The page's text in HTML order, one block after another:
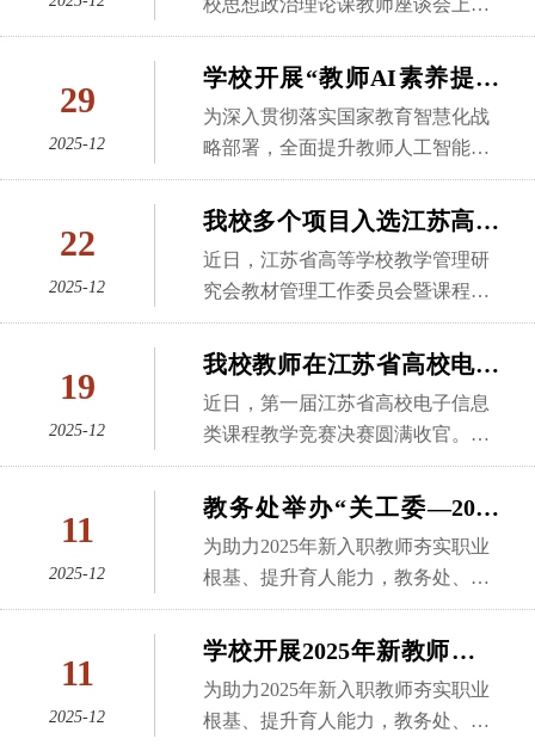
为契机，发挥获奖教师的示范引领
作用，推广优秀教学创新经验，持
续推动数智技术与课堂教学深度融
合、课程思政与专业教学有机衔
接，不断提升人才培养质量，为江
战。他重点阐述了分类发展与特色
自身优势，精准定位办学类型，通
过深化产教融合、优化学科专业布
局，实现差异化高质量发展，为我
校找准分类发展切入点提供了清晰
指引。参训人员纷纷表示，整场讲
座内容翔实、深入浅出，受益匪
浅，具有很强的针对性和可操作
性，进一步明确了学校分类发展的
学改革、提升办学质量奠定了坚实
基础。
与教学评价优化，通过具体案例展
示了AI在情境创设、互动教学、个
性化辅导等环节的实践应用，为青
年教师破解思政课教学难点、提升
课堂吸引力提供了可借鉴的实操方
案。同时，周本卫老师结合全国教
政课教学设计的核心要点与备赛经
验，引导青年教师在AI赋能的同时
坚守思政育人初心，实现技术与育
人的深度融合。活动现场，青年教
师们围绕AI 工具在日常教学中的具
体应用、教学创新设计的实践难点
等问题展开热烈交流。大家纷纷表
示，本次培训内容兼具理论高度与
力、打造高质量课堂具有很好的指
导意义。此次
工作人员黄河老师围绕“毕业生补修
公选课对接工作流程”进行了详细讲
解。针对毕业生可能出现的课程修
读问题，黄老师系统梳理了补修公
选课的申请、审核、选课及成绩录
入全流程，强调了各环节的时间节
点与注意事项，旨在确保毕业生相
关课程衔接工作规范、高效，保障
教学秘书何伊凡老师结合本院工作
实际，对《大学外语》课程的设
置、排课及学生选课等流程进行了
全面梳理，并对常见问题进行了解
答。该课程面向全校学生，涉及面
广、选课人数多，管理复杂度高。
分享从分级教学安排、选课操作指
引等方面入手，为各学院教学秘书
宝贵经验和清晰的工作思路。接下
来，华罗庚学院教学秘书洪逸群老
师进
议采取线上线下相结合的方式，来
人、教学名师与骨干教师齐聚云端
与线下，共议虚拟教研室建设与年
度工作计划。会议第一阶段由常州
致欢迎辞。扬州工业职业技术学院
党委副书记、院长薛冰回顾了教研
室自2021年获批建设以来的申请历
程与建设基础。我校国家级教学名
师邵辉教授作题为“传承创新，守望
教学”的阶段性建设总结报告，系统
梳理了教研室在创新教研形态、打
造教学共同体、深化教学改革、共
取得的建设成效。虚拟教研室现任
负责人欧红香汇报了虚拟教研室202
6年度工作计划，明确了以“云上名
师讲堂”“云上会客厅”“云端课
堂”和“云端教学工作坊”为核心的系
列品牌活动规划，并诚挚邀请更多
院校与教师加入，共建共享开放教
育生态。主题报告环节依次由南京
校思想政治理论课教师座谈会上的
重要讲话精神，着力搭建思政课教
师教学交流与风采展示平台，切实
对性与亲和力，12 月 26 日，学校
成功举办第三届思想政治理论课教
处、教师发展中心及马克思主义学
院相关负责人出席活动。本次活动
由教务处、教师发展中心主办，马
学内容丰富鲜活、呈现形式新颖多
样，充分展现了我校思政课教师良
好的精神风貌、严谨的治学态度与
扎实的理论功底。经过激烈角逐与
专家评审，活动最终评选出特等奖2
名、一等奖3名、二等奖 6名。作为
学校深化思政课教学改革的重要抓
手，本次教学展示活动始终秉持“以
明导向，有效激发了教师教学创新
活力，为凝练优质教学经验、提升
思政课教学质量搭建了高效交流平
29
2025-12
学校开展“教师AI素养提升
计划”专题培训
为深入贯彻落实国家教育智慧化战
略部署，全面提升教师人工智能素
养和智慧化教学能力，12月24日，
教务处、教师发展中心联合阿里云
司，共同开展“教师AI素养提升计
划”专题培训。阿里云计算有限公司
课，全校70余名教师参加培训。本
次培训紧扣人工智能赋能教育教学
与科研创新主题，围绕国产大模型
容，系统呈现人工智能技术在高校
教学、科研与管理场景中的实践路
径。培训课程注重理论与实践相结
合，通过真实案例讲解和操作演
示，帮助教师深入理解人工智能技
术逻辑，提升AI工具的实际应用能
力。在“国产大模型在教学、科研中
的应用概述”课程中，阿里云计算有
22
2025-12
我校多个项目入选江苏高校
课程思政与教材建设典型案
例
近日，江苏省高等学校教学管理研
究会教材管理工作委员会暨课程思
政建设工作委员会2025年学术年会
在南京召开，我校获江苏高校课程
例1项。近年来，学校持续深化课程
思政教学改革，组织开展了“常州大
课程思政示范专业、团队、课程认
定，课程思政现场教学展示，课程
思政工作坊系列培训，课程思政结
设。学校围绕四新建设，以专业、
课程、教学改革研究成果为依托，
编写数字教材、产教融合系列教材
19
2025-12
我校教师在江苏省高校电子
信息类课程教学竞赛中荣获
三等奖
近日，第一届江苏省高校电子信息
类课程教学竞赛决赛圆满收官。我
院青年博士张阔阔老师凭借扎实的
教学功底与创新的教学设计，在激
烈角逐中脱颖而出，荣获三等奖。
本次竞赛由江苏省高等教育学会电
子信息类专业教学研究会主办，以
4-2035 年）》为指引，立足人工智
能技术赋能电子信息类专业课程教
学的新形势，旨在引导广大教师更
11
2025-12
教务处举办“关工委—2025
年新教师教育教学专题培
训”活动
为助力2025年新入职教师夯实职业
根基、提升育人能力，教务处、产
教融合教育办公室、教师发展中心
联合工会于12月10日在科教城校区
25年新教师教育教学专题培训”活
动。培训特邀学校创新创业学院原
11
2025-12
学校开展2025年新教师教育
教学系列培训——教学设计
与反思
为助力2025年新入职教师夯实职业
根基、提升育人能力，教务处、教